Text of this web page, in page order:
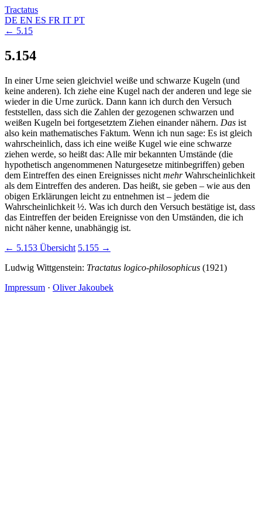
Tractatus
DE EN ES FR IT PT
← 5.15
5.154
In einer Urne seien gleichviel weiße und schwarze Kugeln (und
keine anderen). Ich ziehe eine Kugel nach der anderen und lege sie
wieder in die Urne zurück. Dann kann ich durch den Versuch
feststellen, dass sich die Zahlen der gezogenen schwarzen und
weißen Kugeln bei fortgesetztem Ziehen einander nähern. Das ist
also kein mathematisches Faktum. Wenn ich nun sage: Es ist gleich
wahrscheinlich, dass ich eine weiße Kugel wie eine schwarze
ziehen werde, so heißt das: Alle mir bekannten Umstände (die
hypothetisch angenommenen Naturgesetze mitinbegriffen) geben
dem Eintreffen des einen Ereignisses nicht mehrWahrscheinlichkeit
als dem Eintreffen des anderen. Das heißt, sie geben – wie aus den
obigen Erklärungen leicht zu entnehmen ist – jedem die
Wahrscheinlichkeit ½. Was ich durch den Versuch bestätige ist, dass
das Eintreffen der beiden Ereignisse von den Umständen, die ich
nicht näher kenne, unabhängig ist.
← 5.153 Übersicht 5.155 →
Ludwig Wittgenstein: Tractatus logico-philosophicus (1921)
Impressum · Oliver Jakoubek